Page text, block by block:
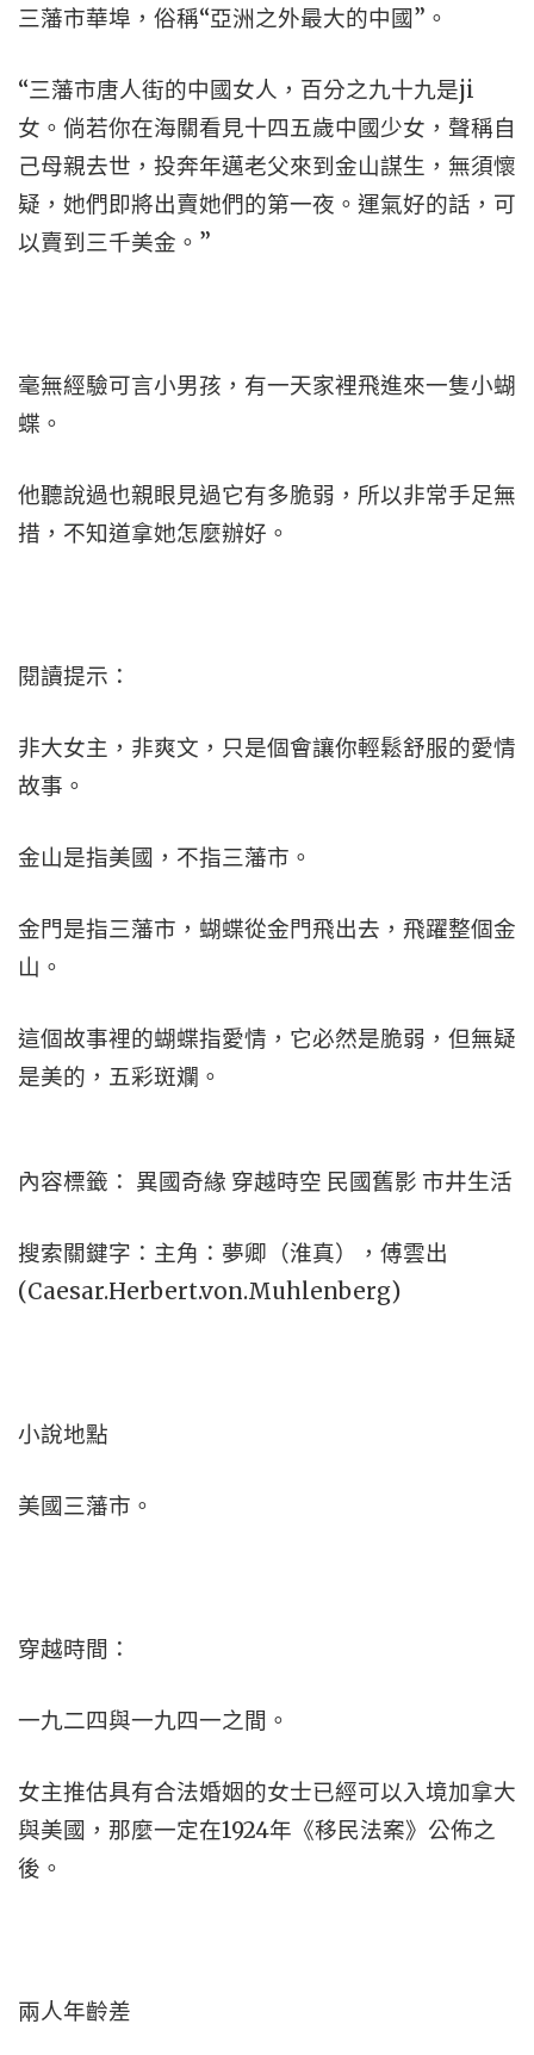
三藩市華埠，俗稱“亞洲之外最大的中國”。
“三藩市唐人街的中國女人，百分之九十九是ji
女。倘若你在海關看見十四五歲中國少女，聲稱自
己母親去世，投奔年邁老父來到金山謀生，無須懷
疑，她們即將出賣她們的第一夜。運氣好的話，可
以賣到三千美金。”
毫無經驗可言小男孩，有一天家裡飛進來一隻小蝴
蝶。
他聽說過也親眼見過它有多脆弱，所以非常手足無
措，不知道拿她怎麼辦好。
閱讀提示：
非大女主，非爽文，只是個會讓你輕鬆舒服的愛情
故事。
金山是指美國，不指三藩市。
金門是指三藩市，蝴蝶從金門飛出去，飛躍整個金
山。
這個故事裡的蝴蝶指愛情，它必然是脆弱，但無疑
是美的，五彩斑斕。
內容標籤： 異國奇緣 穿越時空 民國舊影 市井生活
搜索關鍵字：主角：夢卿（淮真），傅雲出
(Caesar.Herbert.von.Muhlenberg)
小說地點
美國三藩市。
穿越時間：
一九二四與一九四一之間。
女主推估具有合法婚姻的女士已經可以入境加拿大
與美國，那麼一定在1924年《移民法案》公佈之
後。
兩人年齡差